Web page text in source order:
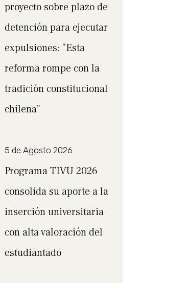
proyecto sobre plazo de
detención para ejecutar
expulsiones: “Esta
reforma rompe con la
tradición constitucional
chilena”
5 de Agosto 2026
Programa TIVU 2026
consolida su aporte a la
inserción universitaria
con alta valoración del
estudiantado